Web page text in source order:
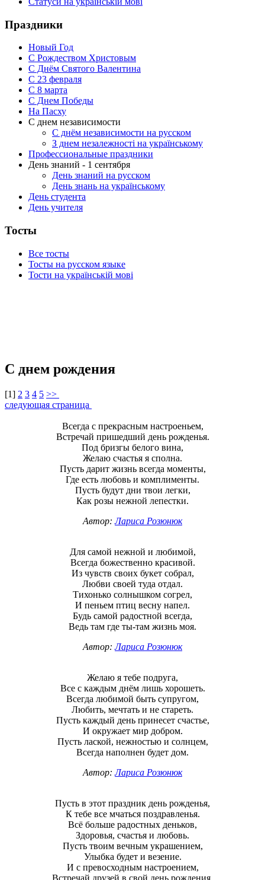
Праздники
Новый Год
С Рождеством Христовым
С Днём Святого Валентина
С 23 февраля
C 8 марта
С Днем Победы
На Пасху
С днем независимости
С днём независимости на русском
З днем незалежності на українському
Профессиональные праздники
День знаний - 1 сентября
День знаний на русском
День знань на українському
День студента
День учителя
Тосты
Все тосты
Тосты на русском языке
Тости на українській мові
С днем рождения
[1] 2 3 4 5 >>
следующая страница
Всегда с прекрасным настроеньем,
Встречай пришедший день рожденья.
Под бризгы белого вина,
Желаю счастья я сполна.
Пусть дарит жизнь всегда моменты,
Где есть любовь и комплименты.
Пусть будут дни твои легки,
Как розы нежной лепестки.
Автор:Лариса Розюнюк
Для самой нежной и любимой,
Всегда божественно красивой.
Из чувств своих букет собрал,
Любви своей туда отдал.
Тихонько солнышком согрел,
И пеньем птиц весну напел.
Будь самой радостной всегда,
Ведь там где ты-там жизнь моя.
Автор:Лариса Розюнюк
Желаю я тебе подруга,
Все с каждым днём лишь хорошеть.
Всегда любимой быть супругом,
Любить, мечтать и не стареть.
Пусть каждый день принесет счастье,
И окружает мир добром.
Пусть лаской, нежностью и солнцем,
Всегда наполнен будет дом.
Автор:Лариса Розюнюк
Пусть в этот праздник день рожденья,
К тебе все мчаться поздравленья.
Всё больше радостных деньков,
Здоровья, счастья и любовь.
Пусть твоим вечным украшением,
Улыбка будет и везение.
И с превосходным настроением,
Встречай друзей в свой день рождения.